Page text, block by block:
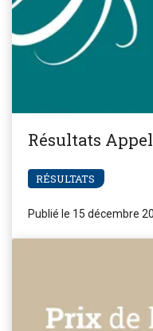
Résultats Appel
RÉSULTATS
Publié le 15 décembre